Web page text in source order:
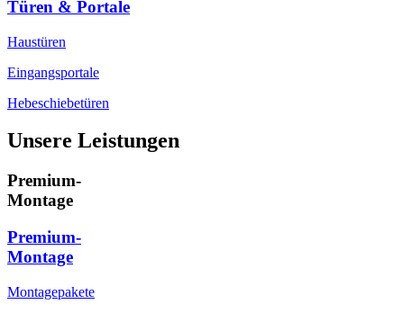
Türen & Portale
Haustüren
Eingangsportale
Hebeschiebetüren
Unsere Leistungen
Premium-
Montage
Premium-
Montage
Montagepakete